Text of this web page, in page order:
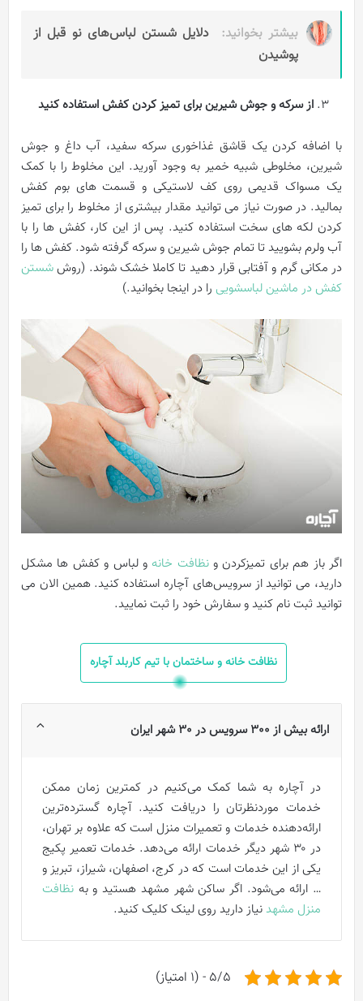
بیشتر بخوانید:
دلایل شستن لباس‌‌های نو قبل از
پوشیدن
از سرکه و جوش شیرین برای تمیز کردن کفش استفاده کنید
با اضافه کردن یک قاشق غذاخوری سرکه سفید، آب داغ و جوش
شیرین، مخلوطی شبیه خمیر به وجود آورید. این مخلوط را با کمک
یک مسواک قدیمی روی کف لاستیکی و قسمت های بوم کفش
بمالید. در صورت نیاز می توانید مقدار بیشتری از مخلوط را برای تمیز
کردن لکه های سخت استفاده کنید. پس از این کار، کفش ها را با
آب ولرم بشویید تا تمام جوش شیرین و سرکه گرفته شود. کفش ها را
در مکانی گرم و آفتابی قرار دهید تا کاملا خشک شوند. (روششستن
کفش در ماشین لباسشویی را در اینجا بخوانید.)
اگر باز هم برای تمیزکردن ونظافت خانه و لباس و کفش ها مشکل
دارید، می توانید از سرویس‌های آچاره استفاده کنید. همین الان می
توانید ثبت نام کنید و سفارش خود را ثبت نمایید.
نظافت خانه و ساختمان با تیم کاربلد آچاره
ارائه بیش از 300 سرویس در 30 شهر ایران
در آچاره به شما کمک می‌کنیم در کمترین زمان ممکن
خدمات موردنظرتان را دریافت کنید. آچاره گسترده‌ترین
ارائه‌دهنده خدمات و تعمیرات منزل است که علاوه بر تهران،
در ۳۰ شهر دیگر خدمات ارائه می‌دهد. خدمات تعمیر پکیج
یکی از این خدمات است که در کرج،‌ اصفهان، شیراز،‌ تبریز و
… ارائه می‌شود. اگر ساکن شهر مشهد هستید و به نظافت
منزل مشهدنیاز دارید روی لینک کلیک کنید.
5/5 - (1 امتیاز)